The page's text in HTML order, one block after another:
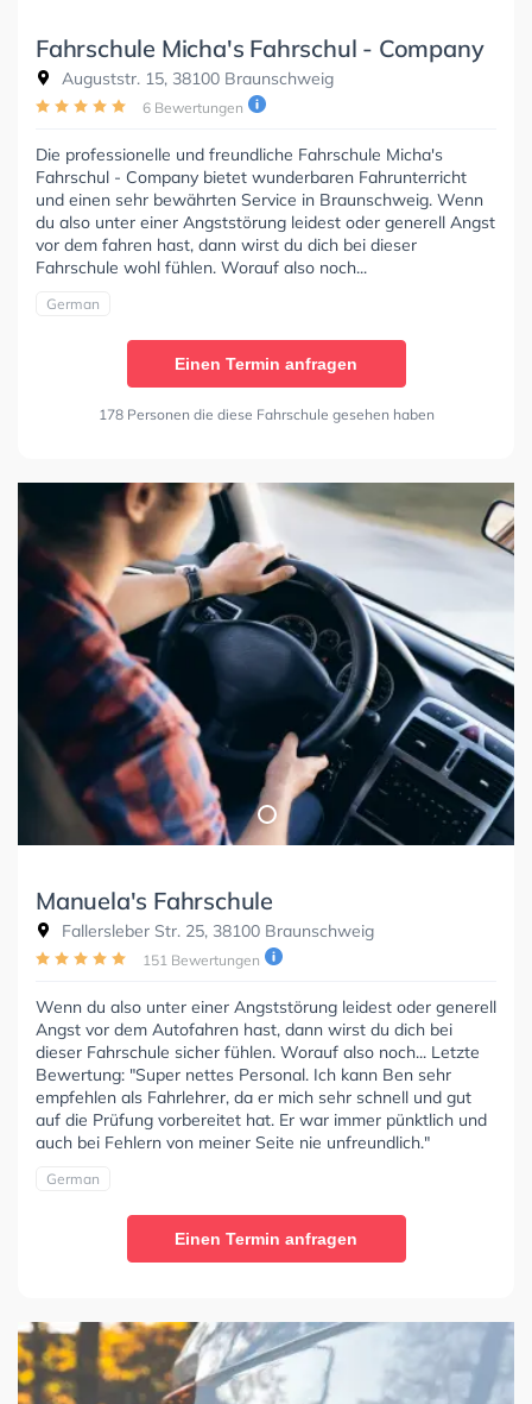
Fahrschule Micha's Fahrschul - Company
Auguststr. 15, 38100 Braunschweig
6 Bewertungen
Die professionelle und freundliche Fahrschule Micha's
Fahrschul - Company bietet wunderbaren Fahrunterricht
und einen sehr bewährten Service in Braunschweig. Wenn
du also unter einer Angststörung leidest oder generell Angst
vor dem fahren hast, dann wirst du dich bei dieser
Fahrschule wohl fühlen. Worauf also noch...
German
Einen Termin anfragen
178 Personen die diese Fahrschule gesehen haben
Manuela's Fahrschule
Fallersleber Str. 25, 38100 Braunschweig
151 Bewertungen
Wenn du also unter einer Angststörung leidest oder generell
Angst vor dem Autofahren hast, dann wirst du dich bei
dieser Fahrschule sicher fühlen. Worauf also noch... Letzte
Bewertung: "Super nettes Personal. Ich kann Ben sehr
empfehlen als Fahrlehrer, da er mich sehr schnell und gut
auf die Prüfung vorbereitet hat. Er war immer pünktlich und
auch bei Fehlern von meiner Seite nie unfreundlich."
German
Einen Termin anfragen